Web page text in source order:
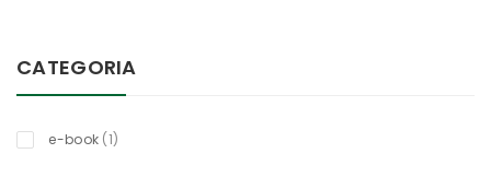
CATEGORIA
e-book 1titolo